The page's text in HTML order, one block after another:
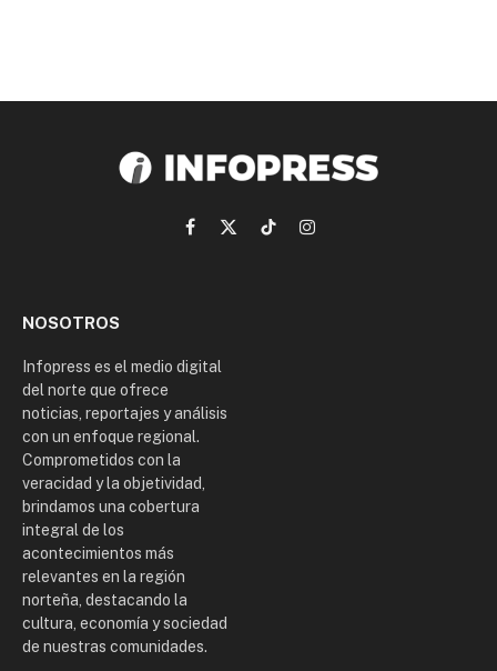
Facebook
X
TikTokInstagram
NOSOTROS
Infopress es el medio digital
del norte que ofrece
noticias, reportajes y análisis
con un enfoque regional.
Comprometidos con la
veracidad y la objetividad,
brindamos una cobertura
integral de los
acontecimientos más
relevantes en la región
norteña, destacando la
cultura, economía y sociedad
de nuestras comunidades.